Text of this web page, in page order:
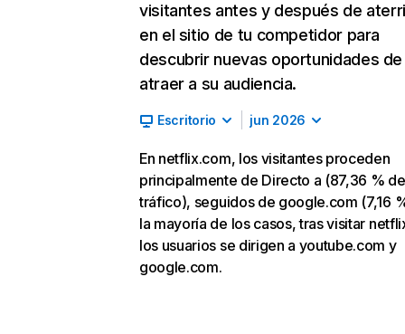
visitantes antes y después de
en el sitio de tu competidor para
descubrir nuevas oportunidades de
atraer a su audiencia.
Escritorio jun 2026
En netflix.com, los visitantes proceden
principalmente de Directo a (87,36 % de
tráfico), seguidos de google.com (7,16
la mayoría de los casos, tras visitar
los usuarios se dirigen a youtube.com y
google.com.